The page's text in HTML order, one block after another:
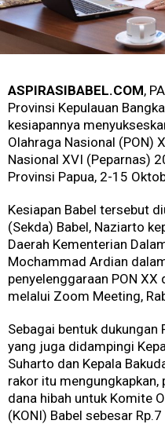
ASPIRASIBABEL.COM,
Provinsi Kepulauan
kesiapannya
Olahraga Nasional (PON)
Nasional XVI (Peparnas)
Provinsi Papua, 2-15
Kesiapan Babel tersebut
(Sekda) Babel, Naziarto
Daerah Kementerian
Mochammad Ardian
penyelenggaraan PON
melalui Zoom Meeting,
Sebagai bentuk dukungan
yang juga didampingi
Suharto dan Kepala
rakor itu mengungkapkan,
dana hibah untuk Komite
(KONI) Babel sebesar